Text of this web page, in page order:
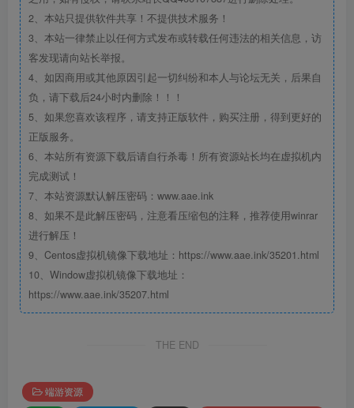
2、本站只提供软件共享！不提供技术服务！
3、本站一律禁止以任何方式发布或转载任何违法的相关信息，访
客发现请向站长举报。
4、如因商用或其他原因引起一切纠纷和本人与论坛无关，后果自
负，请下载后24小时内删除！！！
5、如果您喜欢该程序，请支持正版软件，购买注册，得到更好的
正版服务。
6、本站所有资源下载后请自行杀毒！所有资源站长均在虚拟机内
完成测试！
7、本站资源默认解压密码：www.aae.ink
8、如果不是此解压密码，注意看压缩包的注释，推荐使用winrar
进行解压！
9、Centos虚拟机镜像下载地址：https://www.aae.ink/35201.html
10、Window虚拟机镜像下载地址：
https://www.aae.ink/35207.html
THE END
端游资源